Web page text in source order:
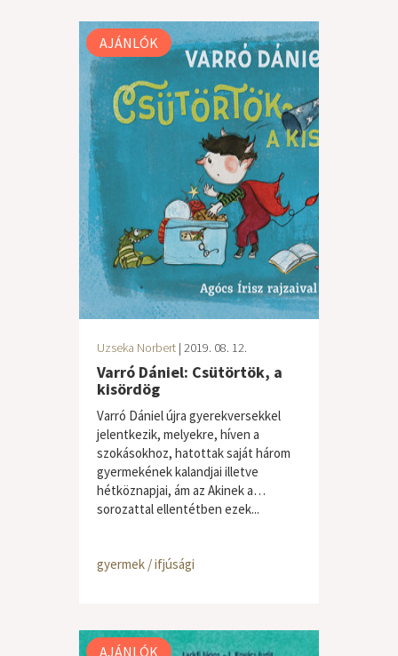
AJÁNLÓK
Uzseka Norbert | 2019. 08. 12.
Varró Dániel: Csütörtök, a
kisördög
Varró Dániel újra gyerekversekkel
jelentkezik, melyekre, híven a
szokásokhoz, hatottak saját három
gyermekének kalandjai illetve
hétköznapjai, ám az Akinek a…
sorozattal ellentétben ezek...
gyermek / ifjúsági
AJÁNLÓK